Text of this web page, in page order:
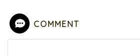
COMMENT